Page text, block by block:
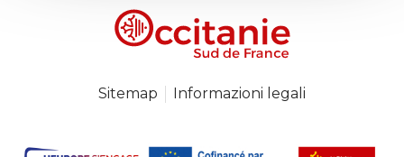
Sitemap Informazioni legali